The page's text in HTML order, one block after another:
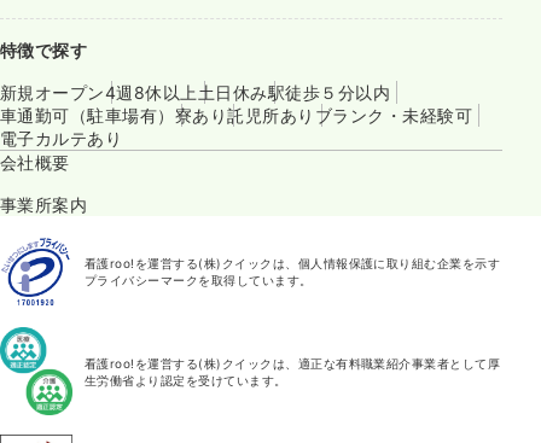
特徴で探す
新規オープン4週8休以上 土日休み駅徒歩５分以内
車通勤可（駐車場有） 寮あり託児所あり ブランク・未経験可
電子カルテあり
会社概要
事業所案内
看護roo!を運営する(株)クイックは、個人情報保護に取り組む企業を示す
プライバシーマークを取得しています。
看護roo!を運営する(株)クイックは、適正な有料職業紹介事業者として厚
生労働省より認定を受けています。